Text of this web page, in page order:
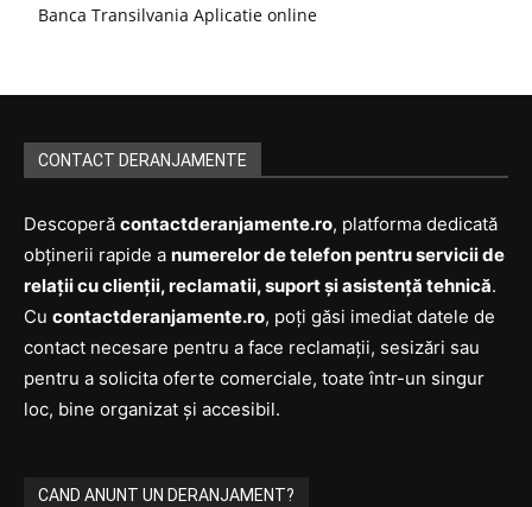
Banca Transilvania Aplicatie online
CONTACT DERANJAMENTE
Descoperă contactderanjamente.ro, platforma dedicată
obținerii rapide a numerelor de telefon pentru servicii de
relații cu clienții, reclamatii, suport și asistență tehnică.
Cu contactderanjamente.ro, poți găsi imediat datele de
contact necesare pentru a face reclamații, sesizări sau
pentru a solicita oferte comerciale, toate într-un singur
loc, bine organizat și accesibil.
CAND ANUNT UN DERANJAMENT?